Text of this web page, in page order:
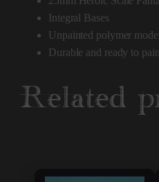
Integral Bases
Unpainted polymer
Durable and ready to
Related